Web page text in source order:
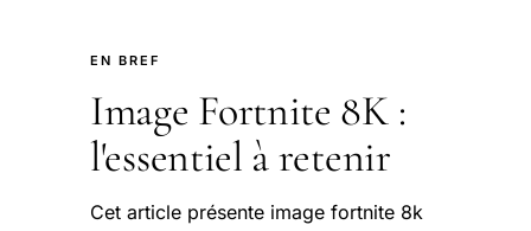
EN BREF
Image Fortnite 8K :
l'essentiel à retenir
Cet article présente image fortnite 8k